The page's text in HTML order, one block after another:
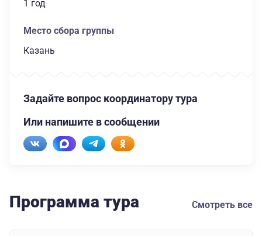
1 год
Место сбора группы
Казань
Задайте вопрос координатору тура
Или напишите в сообщении
Программа тура Смотреть все